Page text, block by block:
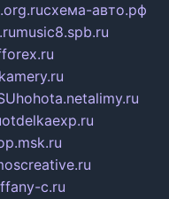
схема-авто.рф
music8.spb.ru
hohota.netalimy.ru
otdelkaexp.ru
c.ru